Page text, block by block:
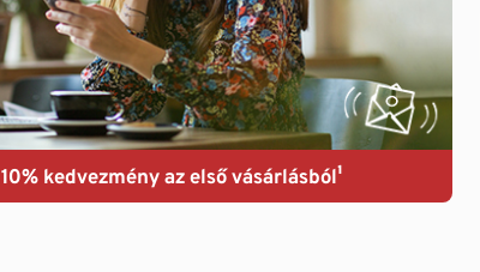
10% kedvezmény az első vásárlásból¹